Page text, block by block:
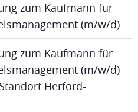
zum Kaufmann für
(m/w/d)
zum Kaufmann für
(m/w/d)
Herford-